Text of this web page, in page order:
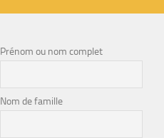
Prénom ou nom complet
Nom de famille